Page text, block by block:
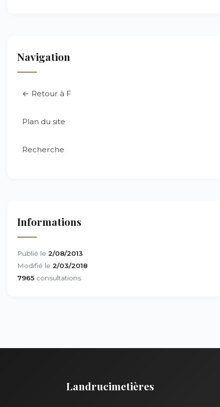
Navigation
← Retour à F
Plan du site
Recherche
Informations
Publié le 2/08/2013
Modifié le 2/03/2018
7965 consultations
Landrucimetières